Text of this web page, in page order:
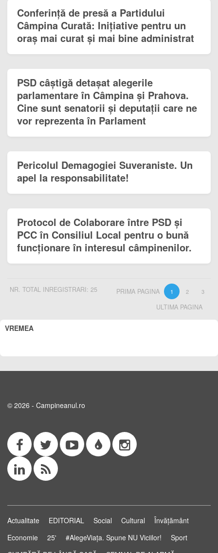
Conferință de presă a Partidului
Câmpina Curată: Inițiative pentru un
oraș mai curat și mai bine administrat
PSD câștigă detașat alegerile
parlamentare în Câmpina și Prahova.
Cine sunt senatorii și deputații care ne
vor reprezenta în Parlament
Pericolul Demagogiei Suveraniste. Un
apel la responsabilitate!
Protocol de Colaborare între PSD și
PCC în Consiliul Local pentru o bună
funcționare în interesul câmpinenilor.
NR. TOTAL INREGISTRARI: 25 PRIMA PAGINA 1 2 3
ULTIMA PAGINA
VREMEA
© 2026 - Campineanul.ro
Actualitate EDITORIAL Social Cultural
Învățământ
Economie
25' #AlegeViața. Spune NU Viciilor!
Sport